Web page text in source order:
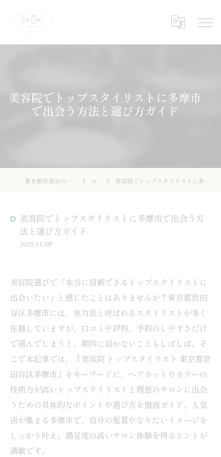
美容院でトップスタイリストに多摩市
で出会う方法と選び方ガイド
東京都世田谷の美容院ならLibcolor コラム 美容院でトップスタイリストに多摩市で出会う方法と選び方ガイド
美容院でトップスタイリストに多摩市で出会う方
法と選び方ガイド
2025/11/09
美容院選びで「本当に信頼できるトップスタイリストに
出会いたい」と感じたことはありませんか？東京都世田
谷区多摩市には、実力派と呼ばれるスタイリストが多く
在籍していますが、口コミや評判、予約のしやすさだけ
で選んでしまうと、期待に届かないこともしばしば。そ
こで本記事では、『美容院 トップスタイリスト 東京都世
田谷区多摩市』をキーワードに、ヘアカットやカラーの
技術力が高いトップスタイリストと理想のサロンに出会
うための具体的なポイントや選び方を徹底ガイド。人気
店が集まる多摩市で、自分の髪質やなりたいイメージを
しっかり叶え、満足度の高いサロン体験を得るヒントが
満載です。